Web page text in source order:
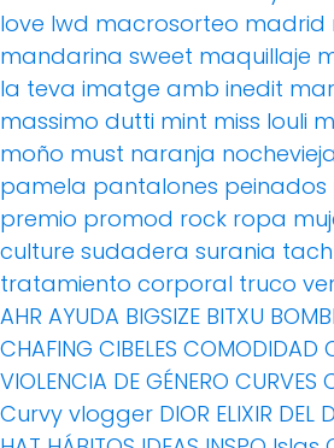
love lwd macrosorteo madrid
mandarina sweet maquillaje
la teva imatge amb inedit
massimo dutti mint miss louli
moño must naranja nochevieja
pamela pantalones peinados
premio promod rock ropa
culture sudadera surania
tratamiento corporal truco
AHR AYUDA BIGSIZE BITXU
CHAFING CIBELES COMODIDAD
VIOLENCIA DE GÉNERO CURVES
Curvy vlogger DIOR ELIXIR DEL